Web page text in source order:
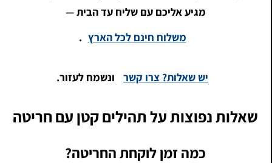
מגיע אליכם עם שליח עד הבית —
משלוח חינם לכל הארץ .
יש שאלות? צרו קשר ונשמח לעזור.
שאלות נפוצות על תהילים קטן עם חריטה
כמה זמן לוקחת החריטה?